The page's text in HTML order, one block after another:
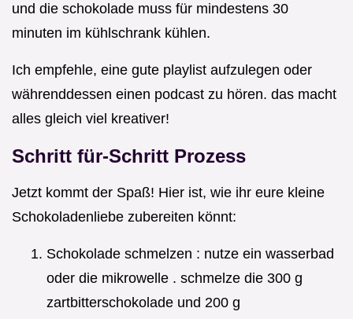
und die schokolade muss für mindestens 30
minuten im kühlschrank kühlen.
Ich empfehle, eine gute playlist aufzulegen oder
währenddessen einen podcast zu hören. das macht
alles gleich viel kreativer!
Schritt für-Schritt Prozess
Jetzt kommt der Spaß! Hier ist, wie ihr eure kleine
Schokoladenliebe zubereiten könnt:
Schokolade schmelzen : nutze ein wasserbad
oder die mikrowelle . schmelze die 300 g
zartbitterschokolade und 200 g